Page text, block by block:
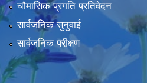
चौमासिक प्रगति प्रतिवेदन
सार्वजनिक सुनुवाई
सार्वजनिक परीक्षण